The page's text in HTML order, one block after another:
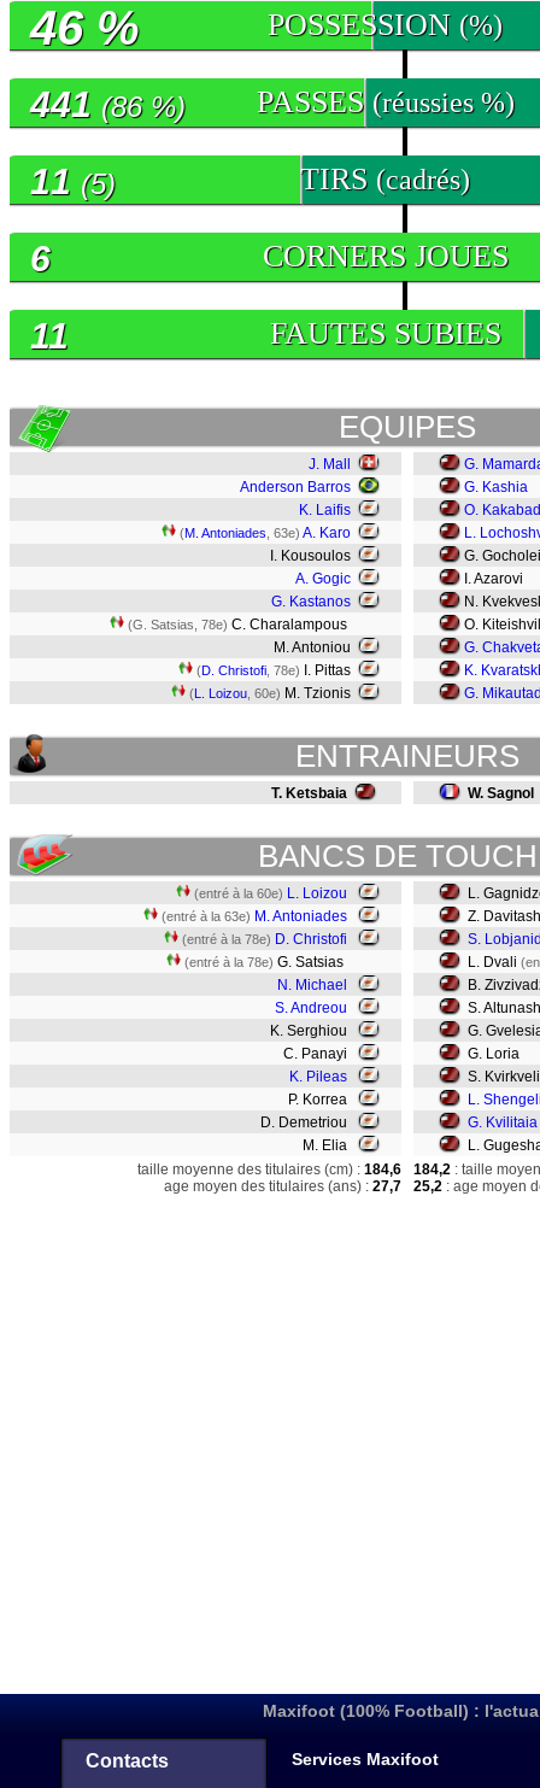
POSSESSION (%)
46 %
PASSES (réussies %)
441 (86 %)
TIRS (cadrés)
11 (5)
CORNERS JOUES
6
FAUTES SUBIES
11
EQUIPES
J. Mall
Anderson Barros
K. Laifis
(M. Antoniades , 63e) A. Karo
I. Kousoulos
A. Gogic
G. Kastanos
(G. Satsias, 78e) C. Charalampous
M. Antoniou
(D. Christofi , 78e) I. Pittas
(L. Loizou , 60e) M. Tzionis
G.
G. Kashia
O.
L.
G.
I. Azarovi
N.
O.
G.
K.
G.
ENTRAINEURS
T. Ketsbaia W. Sagnol
BANCS DE
(entré à la 60e) L. Loizou
(entré à la 63e) M. Antoniades
(entré à la 78e) D. Christofi
(entré à la 78e) G. Satsias
N. Michael
S. Andreou
K. Serghiou
C. Panayi
K. Pileas
P. Korrea
D. Demetriou
M. Elia
L.
Z.
S.
L. Dvali
B.
S.
G.
G. Loria
S.
L.
G. Kvilitaia
L.
taille moyenne des titulaires (cm) : 184,6
age moyen des titulaires (ans) : 27,7
184,2 : taille
25,2 : age moyen
Maxifoot (100% Football) :
Contacts Services Maxifoot